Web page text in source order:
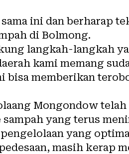
ini dan berharap
di Bolmong.
langkah-langkah
kami memang
bisa memberikan
Mongondow
yang terus
yang
masih kerap